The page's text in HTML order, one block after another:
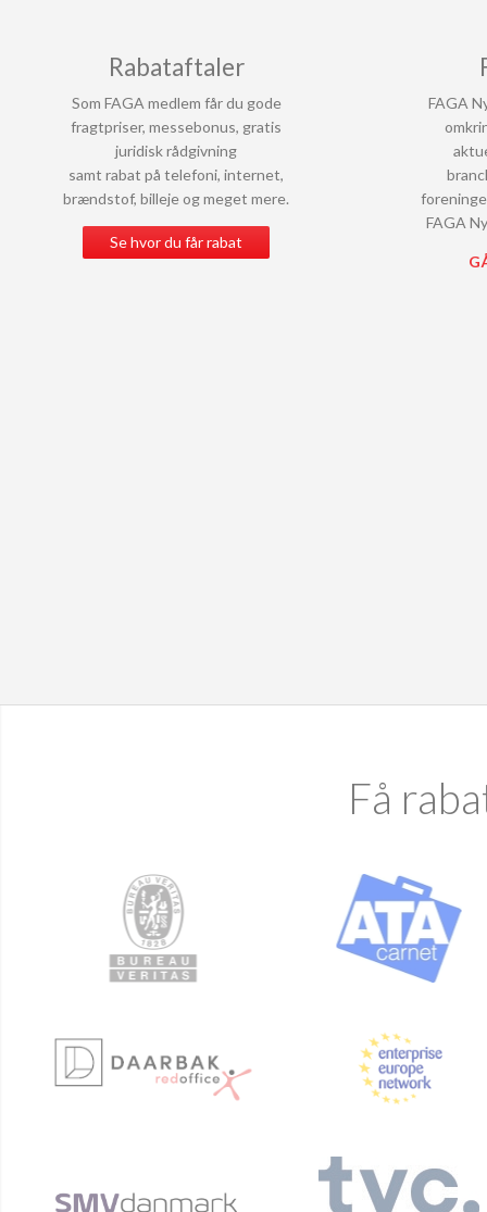
Rabataftaler
Som FAGA medlem får du gode
fragtpriser, messebonus, gratis
juridisk rådgivning
samt rabat på telefoni, internet,
brændstof, billeje og meget mere.
Se hvor du får rabat
FAGA
FAGA
Få